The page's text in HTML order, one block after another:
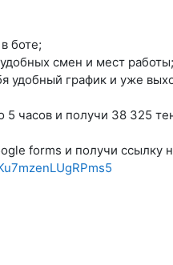
боте;
смен и мест работы;
удобный график и уже
часов и получи 38 325
forms и получи ссылку